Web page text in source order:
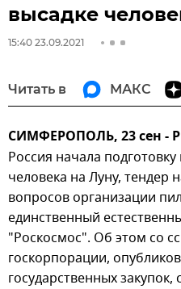
высадке
15:40 23.09.2021
Читать в МАКС
СИМФЕРОПОЛЬ, 23 сен -
Россия начала
человека на Луну, тендер
вопросов организации
единственный
"Роскосмос". Об этом со
госкорпорации,
государственных